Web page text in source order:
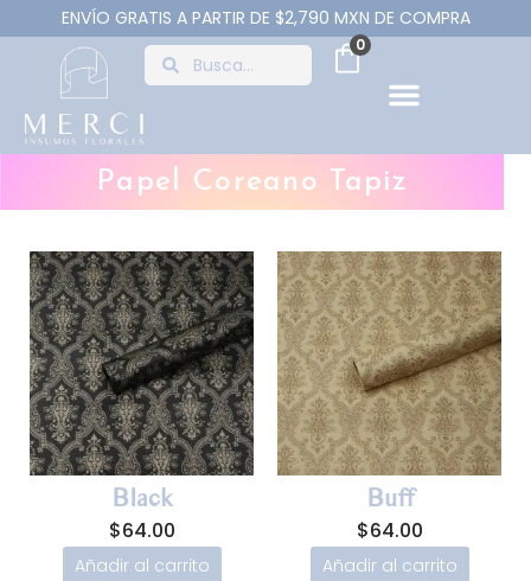
ENVÍO GRATIS A PARTIR DE $2,790 MXN DE COMPRA
0
Papel Coreano Tapiz
Black
$64.00
Añadir al carrito
Buff
$64.00
Añadir al carrito